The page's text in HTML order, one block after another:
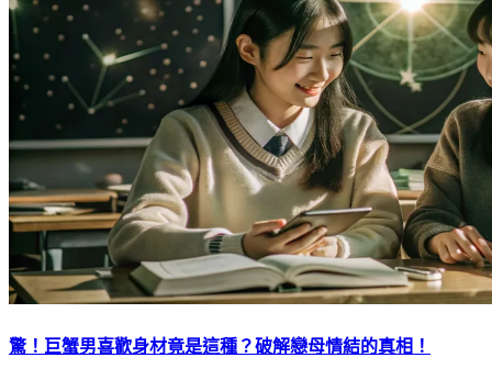
驚！巨蟹男喜歡身材竟是這種？破解戀母情結的真相！